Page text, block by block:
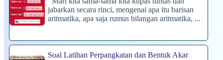
jabarkan secara rinci, mengenai apa itu barisan
aritmatika, apa saja rumus bilangan aritmatika, ...
Soal Latihan Perpangkatan dan Bentuk Akar